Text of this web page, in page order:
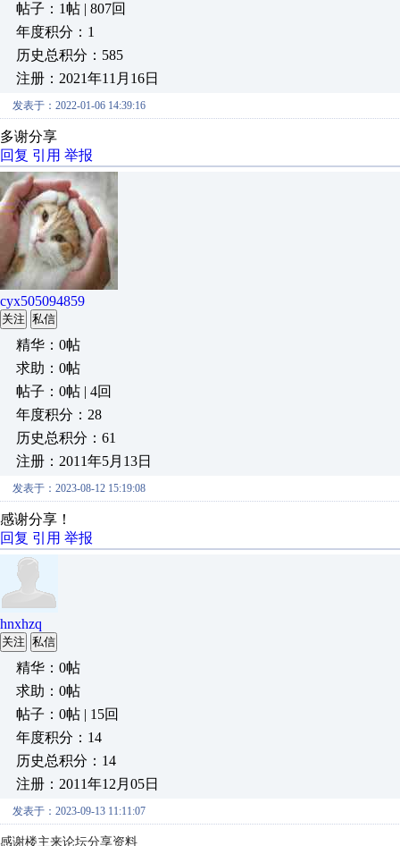
帖子：1帖 | 807回
年度积分：1
历史总积分：585
注册：2021年11月16日
发表于：2022-01-06 14:39:16
多谢分享
回复 引用 举报
cyx505094859
关注 私信
精华：0帖
求助：0帖
帖子：0帖 | 4回
年度积分：28
历史总积分：61
注册：2011年5月13日
发表于：2023-08-12 15:19:08
感谢分享！
回复 引用 举报
hnxhzq
关注 私信
精华：0帖
求助：0帖
帖子：0帖 | 15回
年度积分：14
历史总积分：14
注册：2011年12月05日
发表于：2023-09-13 11:11:07
感谢楼主来论坛分享资料